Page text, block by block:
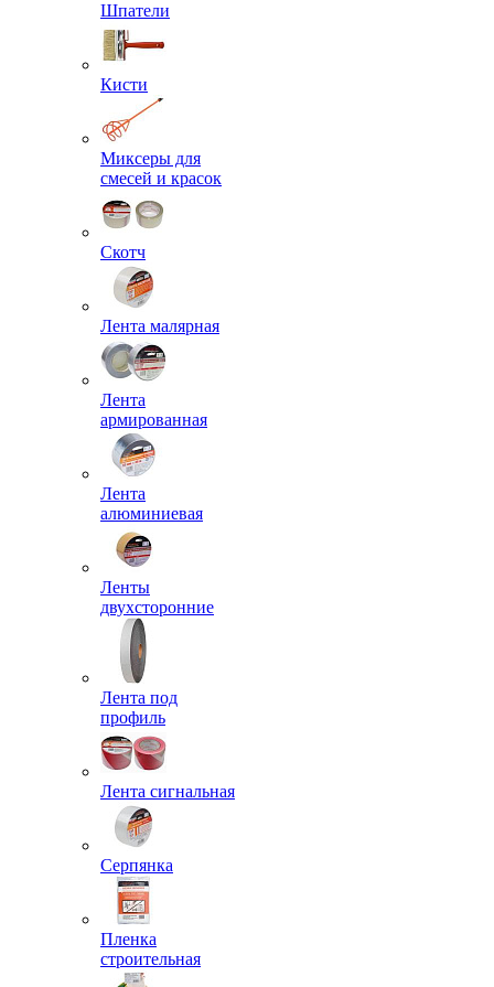
Шпатели
Кисти
Миксеры для
смесей и красок
Скотч
Лента малярная
Лента
армированная
Лента
алюминиевая
Ленты
двухсторонние
Лента под
профиль
Лента сигнальная
Серпянка
Пленка
строительная